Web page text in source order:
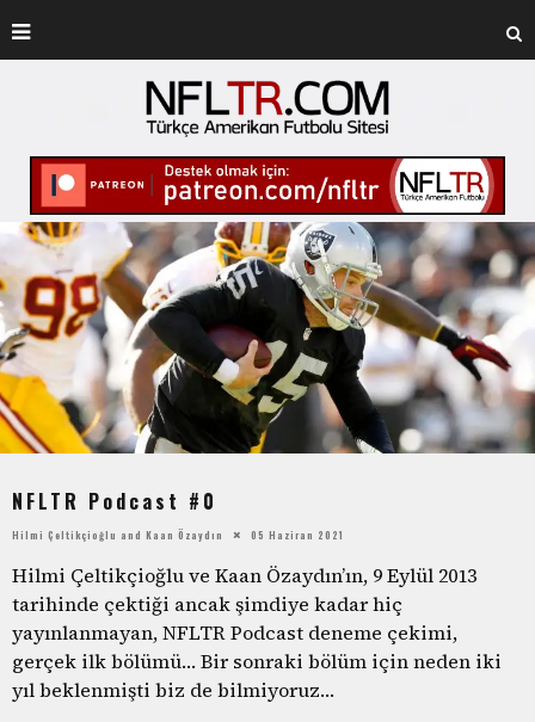
NFLTR Podcast #0
Hilmi Çeltikçioğlu and Kaan Özaydın 05 Haziran 2021
Hilmi Çeltikçioğlu ve Kaan Özaydın’ın, 9 Eylül 2013
tarihinde çektiği ancak şimdiye kadar hiç
yayınlanmayan, NFLTR Podcast deneme çekimi,
gerçek ilk bölümü… Bir sonraki bölüm için neden iki
yıl beklenmişti biz de bilmiyoruz…